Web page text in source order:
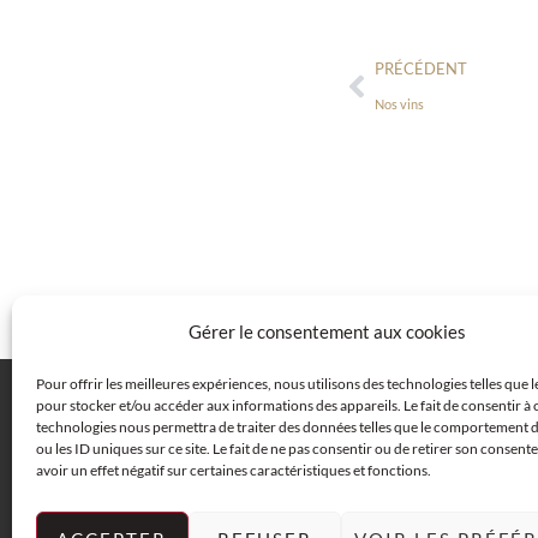
Gérer le consentement aux cookies
Pour offrir les meilleures expériences, nous utilisons des technologies telles que
pour stocker et/ou accéder aux informations des appareils. Le fait de consentir à
technologies nous permettra de traiter des données telles que le comportement
ou les ID uniques sur ce site. Le fait de ne pas consentir ou de retirer son
avoir un effet négatif sur certaines caractéristiques et fonctions.
PRÉCÉDENT
Nos vins
FAQCENTRE JURIDIQUECOOKIES (UE)